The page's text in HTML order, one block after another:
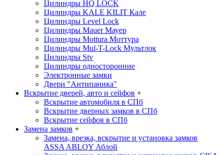
Цилиндры HQ LOCK
Цилиндры KALE KILIT Кале
Цилиндры Level Lock
Цилиндры MauerМауер
Цилиндры Mottura Моттура
Цилиндры Mul-T-Lock Мультлок
Цилиндры Stv
Цилиндры односторонние
Электронные замки
Двери "Антипаника"
Вскрытие дверей, авто и сейфов +
Вскрытие автомобиля в СПб
Вскрытие дверных замков в СПб
Вскрытие сейфов в СПб
Замена замков +
Замена, врезка, вскрытие и установка замков
ASSA ABLOY Аблой